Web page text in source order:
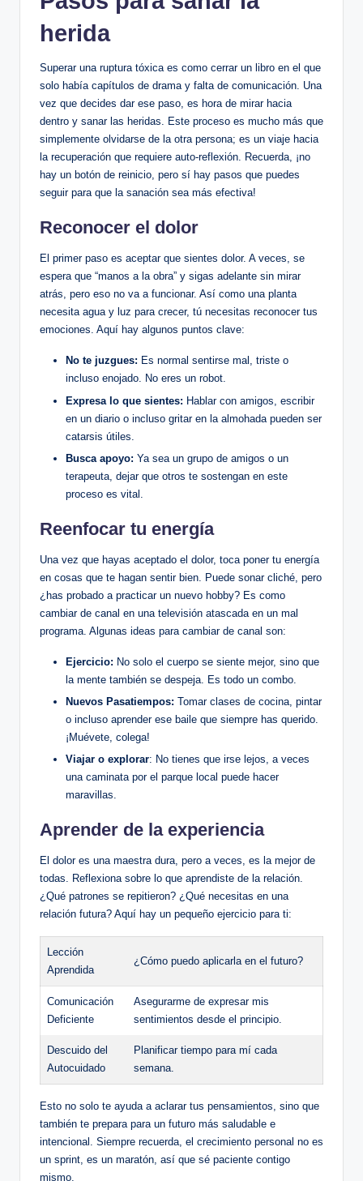
herida
Superar una ruptura tóxica es como cerrar un libro en el que
solo había capítulos de drama y falta de comunicación. Una
vez que decides dar ese paso, es hora de mirar hacia
dentro y sanar las heridas. Este proceso es mucho más que
simplemente olvidarse de la otra persona; es un viaje hacia
la recuperación que requiere auto-reflexión. Recuerda, ¡no
hay un botón de reinicio, pero sí hay pasos que puedes
seguir para que la sanación sea más efectiva!
Reconocer el dolor
El primer paso es aceptar que sientes dolor. A veces, se
espera que “manos a la obra” y sigas adelante sin mirar
atrás, pero eso no va a funcionar. Así como una planta
necesita agua y luz para crecer, tú necesitas reconocer tus
emociones. Aquí hay algunos puntos clave:
No te juzgues: Es normal sentirse mal, triste o
incluso enojado. No eres un robot.
Expresa lo que sientes: Hablar con amigos, escribir
en un diario o incluso gritar en la almohada pueden ser
catarsis útiles.
Busca apoyo: Ya sea un grupo de amigos o un
terapeuta, dejar que otros te sostengan en este
proceso es vital.
Reenfocar tu energía
Una vez que hayas aceptado el dolor, toca poner tu energía
en cosas que te hagan sentir bien. Puede sonar cliché, pero
¿has probado a practicar un nuevo hobby? Es como
cambiar de canal en una televisión atascada en un mal
programa. Algunas ideas para cambiar de canal son:
Ejercicio: No solo el cuerpo se siente mejor, sino que
la mente también se despeja. Es todo un combo.
Nuevos Pasatiempos: Tomar clases de cocina, pintar
o incluso aprender ese baile que siempre has querido.
¡Muévete, colega!
Viajar o explorar: No tienes que irse lejos, a veces
una caminata por el parque local puede hacer
maravillas.
Aprender de la experiencia
El dolor es una maestra dura, pero a veces, es la mejor de
todas. Reflexiona sobre lo que aprendiste de la relación.
¿Qué patrones se repitieron? ¿Qué necesitas en una
relación futura? Aquí hay un pequeño ejercicio para ti:
Lección
Aprendida
¿Cómo puedo aplicarla en el futuro?
Comunicación
Deficiente
Asegurarme de expresar mis
sentimientos desde el principio.
Descuido del
Autocuidado
Planificar tiempo para mí cada
semana.
Esto no solo te ayuda a aclarar tus pensamientos, sino que
también te prepara para un futuro más saludable e
intencional. Siempre recuerda, el crecimiento personal no es
un sprint, es un maratón, así que sé paciente contigo
mismo.